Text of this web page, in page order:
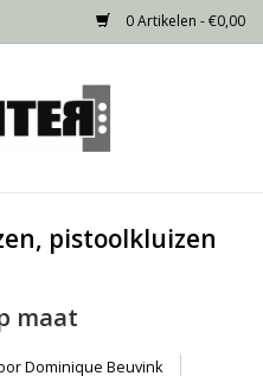
0 Artikelen - €0,00
pistoolkluizen
maat
Dominique Beuvink